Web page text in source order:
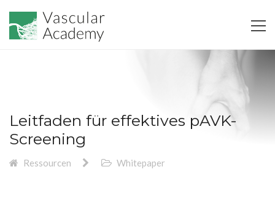
Leitfaden für effektives pAVK-
Screening
Ressourcen Whitepaper